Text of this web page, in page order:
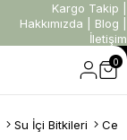
Kargo Takip
Hakkımızda
Blog
İletişim
0
Su İçi Bitkileri